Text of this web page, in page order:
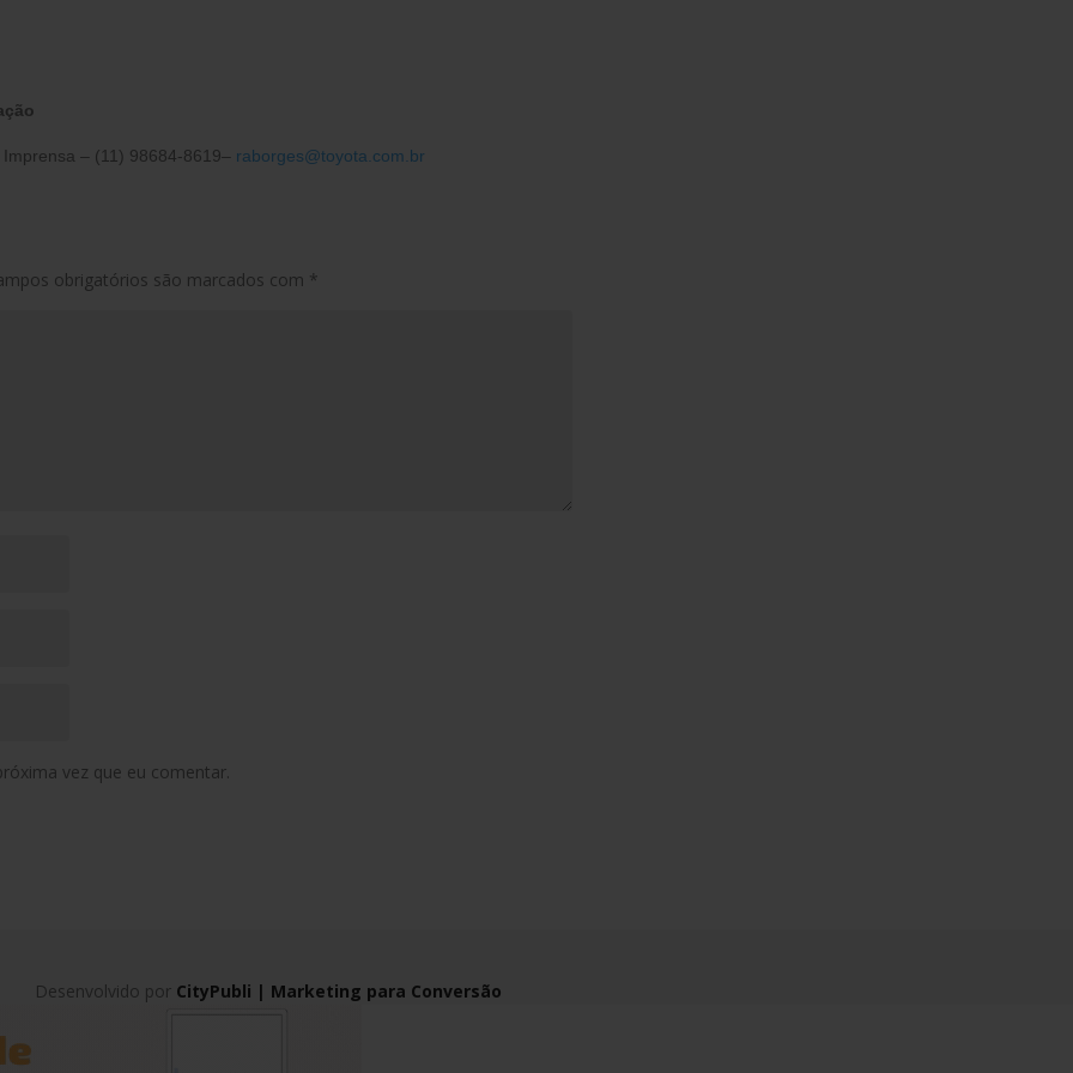
– (11) 98684-8619– raborges@toyota.com.br
obrigatórios são marcados com *
vez que eu comentar.
Desenvolvido por CityPubli | Marketing para Conversão